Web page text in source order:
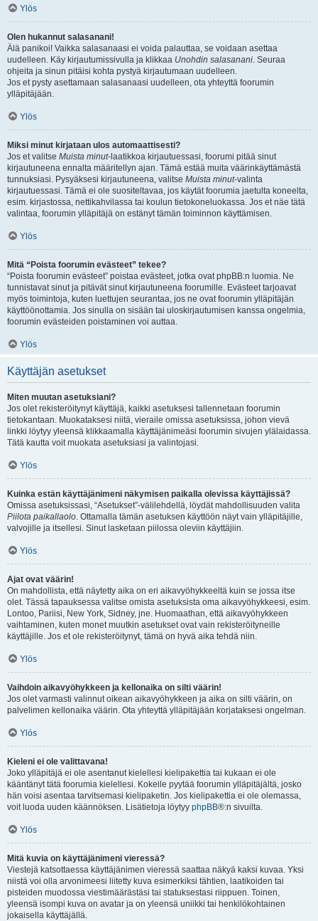
Ylös
Olen hukannut salasanani!
Älä panikoi! Vaikka salasanaasi ei voida palauttaa, se voidaan asettaa
uudelleen. Käy kirjautumissivulla ja klikkaa Unohdin salasanani. Seuraa
ohjeita ja sinun pitäisi kohta pystyä kirjautumaan uudelleen.
Jos et pysty asettamaan salasanaasi uudelleen, ota yhteyttä foorumin
ylläpitäjään.
Ylös
Miksi minut kirjataan ulos automaattisesti?
Jos et valitse Muista minut-laatikkoa kirjautuessasi, foorumi pitää sinut
kirjautuneena ennalta määritellyn ajan. Tämä estää muita väärinkäyttämästä
tunnuksiasi. Pysyäksesi kirjautuneena, valitse Muista minut-valinta
kirjautuessasi. Tämä ei ole suositeltavaa, jos käytät foorumia jaetulta koneelta,
esim. kirjastossa, nettikahvilassa tai koulun tietokoneluokassa. Jos et näe tätä
valintaa, foorumin ylläpitäjä on estänyt tämän toiminnon käyttämisen.
Ylös
Mitä “Poista foorumin evästeet” tekee?
“Poista foorumin evästeet” poistaa evästeet, jotka ovat phpBB:n luomia. Ne
tunnistavat sinut ja pitävät sinut kirjautuneena foorumille. Evästeet tarjoavat
myös toimintoja, kuten luettujen seurantaa, jos ne ovat foorumin ylläpitäjän
käyttöönottamia. Jos sinulla on sisään tai uloskirjautumisen kanssa ongelmia,
foorumin evästeiden poistaminen voi auttaa.
Ylös
Käyttäjän asetukset
Miten muutan asetuksiani?
Jos olet rekisteröitynyt käyttäjä, kaikki asetuksesi tallennetaan foorumin
tietokantaan. Muokataksesi niitä, vieraile omissa asetuksissa, johon vievä
linkki löytyy yleensä klikkaamalla käyttäjänimeäsi foorumin sivujen ylälaidassa.
Tätä kautta voit muokata asetuksiasi ja valintojasi.
Ylös
Kuinka estän käyttäjänimeni näkymisen paikalla olevissa käyttäjissä?
Omissa asetuksissasi, “Asetukset”-välilehdellä, löydät mahdollisuuden valita
Piilota paikallaolo. Ottamalla tämän asetuksen käyttöön näyt vain ylläpitäjille,
valvojille ja itsellesi. Sinut lasketaan piilossa oleviin käyttäjiin.
Ylös
Ajat ovat väärin!
On mahdollista, että näytetty aika on eri aikavyöhykkeeltä kuin se jossa itse
olet. Tässä tapauksessa valitse omista asetuksista oma aikavyöhykkeesi, esim.
Lontoo, Pariisi, New York, Sidney, jne. Huomaathan, että aikavyöhykkeen
vaihtaminen, kuten monet muutkin asetukset ovat vain rekisteröityneille
käyttäjille. Jos et ole rekisteröitynyt, tämä on hyvä aika tehdä niin.
Ylös
Vaihdoin aikavyöhykkeen ja kellonaika on silti väärin!
Jos olet varmasti valinnut oikean aikavyöhykkeen ja aika on silti väärin, on
palvelimen kellonaika väärin. Ota yhteyttä ylläpitäjään korjataksesi ongelman.
Ylös
Kieleni ei ole valittavana!
Joko ylläpitäjä ei ole asentanut kielellesi kielipakettia tai kukaan ei ole
kääntänyt tätä foorumia kielellesi. Kokeile pyytää foorumin ylläpitäjältä, josko
hän voisi asentaa tarvitsemasi kielipaketin. Jos kielipakettia ei ole olemassa,
voit luoda uuden käännöksen. Lisätietoja löytyy phpBB®:n sivuilta.
Ylös
Mitä kuvia on käyttäjänimeni vieressä?
Viestejä katsottaessa käyttäjänimen vieressä saattaa näkyä kaksi kuvaa. Yksi
niistä voi olla arvonimeesi liitetty kuva esimerkiksi tähtien, laatikoiden tai
pisteiden muodossa viestimäärästäsi tai statuksestasi riippuen. Toinen,
yleensä isompi kuva on avatar ja on yleensä uniikki tai henkilökohtainen
jokaisella käyttäjällä.